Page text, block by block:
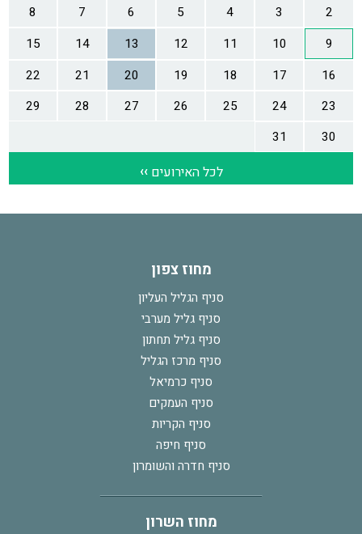
מחוז צפון
סניף הגליל העליון
סניף גליל מערבי
סניף גליל תחתון
סניף מרכז הגליל
סניף כרמיאל
סניף העמקים
סניף הקריות
סניף חיפה
סניף חדרה והשומרון
מחוז השרון